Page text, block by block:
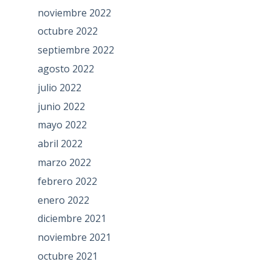
noviembre 2022
octubre 2022
septiembre 2022
agosto 2022
julio 2022
junio 2022
mayo 2022
abril 2022
marzo 2022
febrero 2022
enero 2022
diciembre 2021
noviembre 2021
octubre 2021